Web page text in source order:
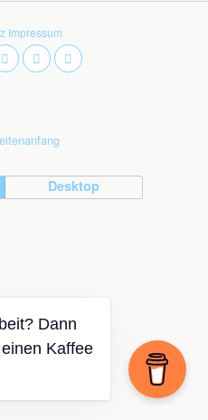
Impressum
Desktop
Dann
Kaffee